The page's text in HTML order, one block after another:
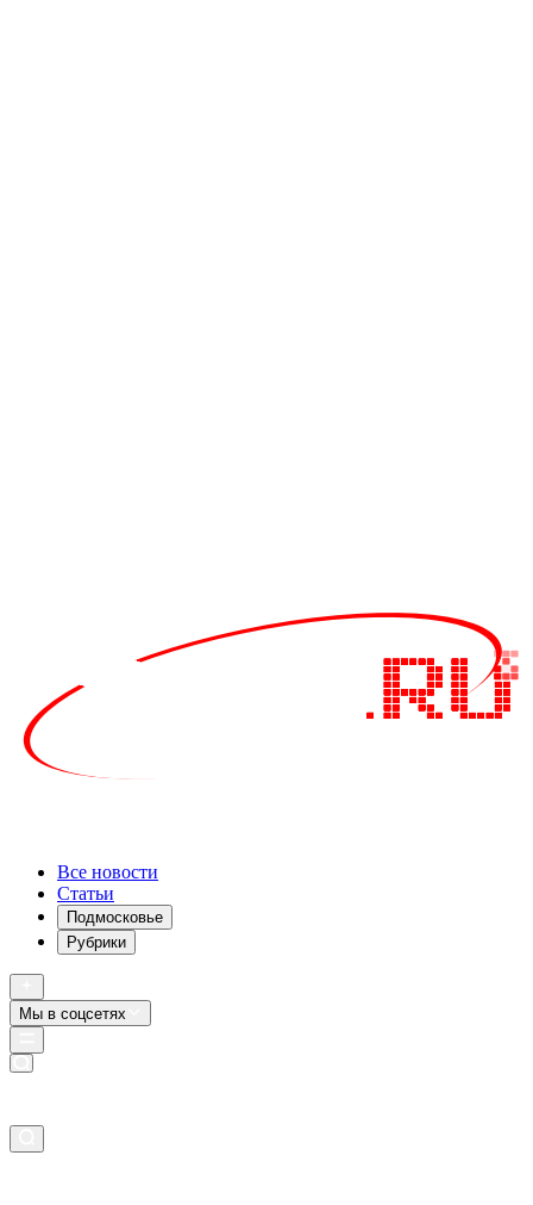
Все новости
Статьи
Подмосковье
Рубрики
Мы в соцсетях